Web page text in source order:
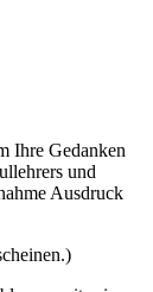
Ihre Gedanken
und
Ausdruck